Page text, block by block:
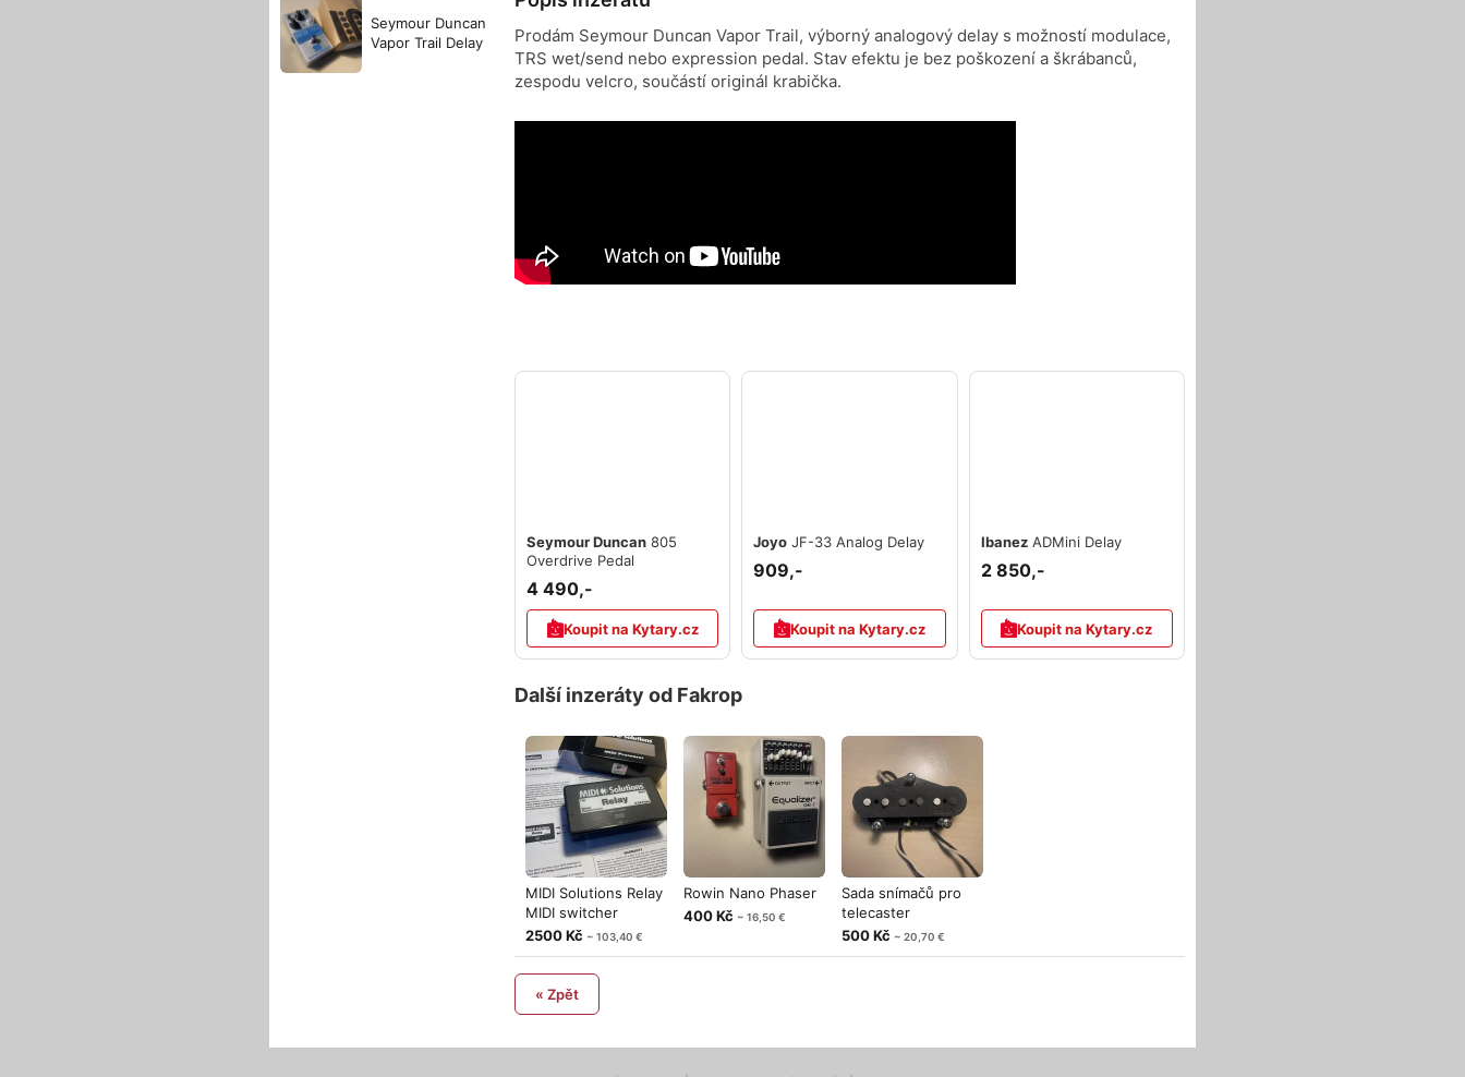
Seymour Duncan
Vapor Trail Delay
Prodám Seymour Duncan Vapor Trail, výborný analogový delay s možností modulace,
TRS wet/send nebo expression pedal. Stav efektu je bez poškození a škrábanců,
zespodu velcro, součástí originál krabička.
Seymour Duncan 805
Overdrive Pedal
4 490,-
Koupit na Kytary.cz
Joyo JF-33 Analog Delay
909,-
Koupit na Kytary.cz
Ibanez ADMini Delay
2 850,-
Koupit na Kytary.cz
Další inzeráty od Fakrop
MIDI Solutions Relay
MIDI switcher
2500 Kč ~ 103,40 €
Rowin Nano Phaser
400 Kč ~ 16,50 €
Sada snímačů pro
telecaster
500 Kč ~ 20,70 €
« Zpět